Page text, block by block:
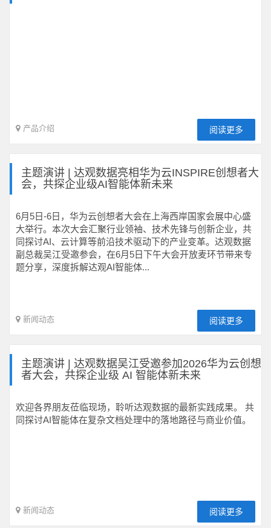
产品介绍 阅读更多
主题演讲 | 达观数据亮相华为云INSPIRE创想者大
会，共探企业级AI智能体新未来
6月5日-6日，华为云创想者大会在上海西岸国家会展中心盛
大举行。本次大会汇聚行业领袖、技术先锋与创新企业，共
同探讨AI、云计算等前沿技术驱动下的产业变革。达观数据
副总裁吴江受邀参会，在6月5日下午大会开放麦环节带来专
题分享，深度拆解达观AI智能体...
新闻动态 阅读更多
主题演讲 | 达观数据吴江受邀参加2026华为云创想
者大会，共探企业级 AI 智能体新未来
欢迎各界朋友莅临现场，聆听达观数据的最新实践成果。 共
同探讨AI智能体在复杂文档处理中的落地路径与商业价值。
新闻动态 阅读更多